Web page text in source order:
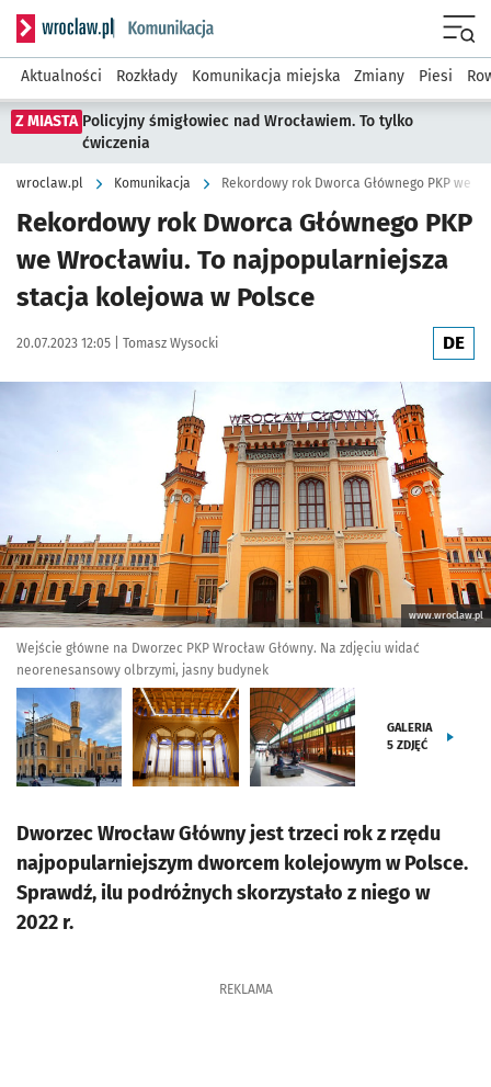
Serwis informacyjny wroclaw.pl podserwis: Komunikacja
Aktualności Rozkłady Komunikacja miejska Zmiany Piesi
Z MIASTA Policyjny śmigłowiec nad Wrocławiem. To tylko
ćwiczenia
wroclaw.pl Komunikacja
Rekordowy rok Dworca Głównego PKP
we Wrocławiu. To najpopularniejsza
stacja kolejowa w Polsce
Data publikacji:
20.07.2023 12:05 | Autor:
Tomasz Wysocki DE
Kliknij, aby zobaczyć galerię
www.wroclaw.pl
Wejście główne na Dworzec PKP Wrocław Główny. Na zdjęciu widać
neorenesansowy olbrzymi, jasny budynek
GALERIA
5 ZDJĘĆ
Dworzec Wrocław Główny jest trzeci rok z rzędu
najpopularniejszym dworcem kolejowym w Polsce.
Sprawdź, ilu podróżnych skorzystało z niego w
2022 r.
REKLAMA